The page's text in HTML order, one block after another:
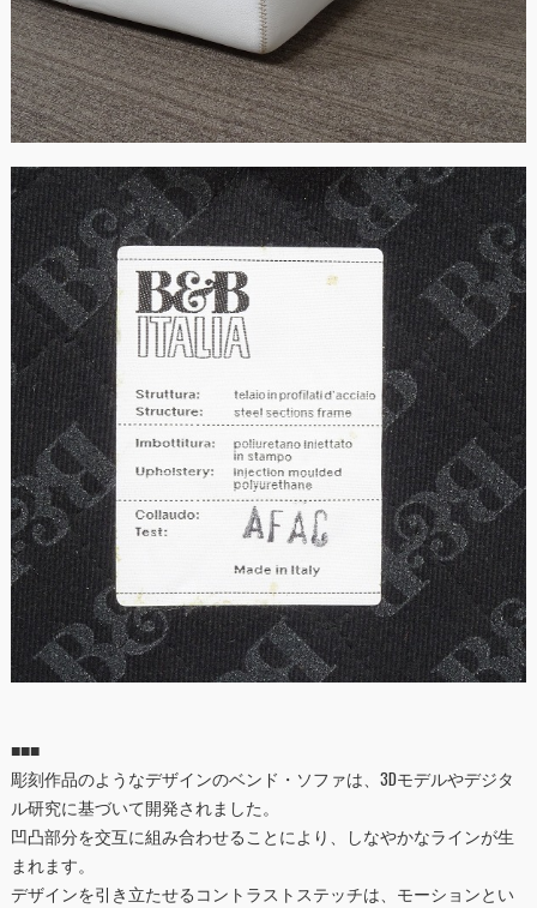
■■■
彫刻作品のようなデザインのベンド・ソファは、3Dモデルやデジタ
ル研究に基づいて開発されました。
凹凸部分を交互に組み合わせることにより、しなやかなラインが生
まれます。
デザインを引き立たせるコントラストステッチは、モーションとい